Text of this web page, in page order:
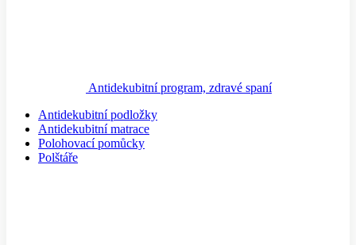
Antidekubitní program, zdravé spaní
Antidekubitní podložky
Antidekubitní matrace
Polohovací pomůcky
Polštáře